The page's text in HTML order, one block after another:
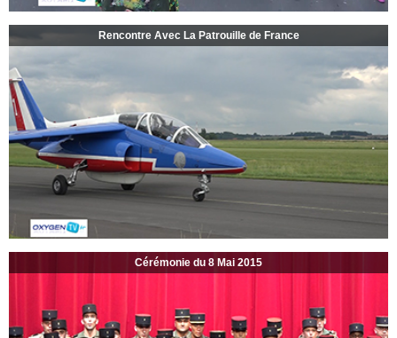
Rencontre Avec La Patrouille de France
Cérémonie du 8 Mai 2015